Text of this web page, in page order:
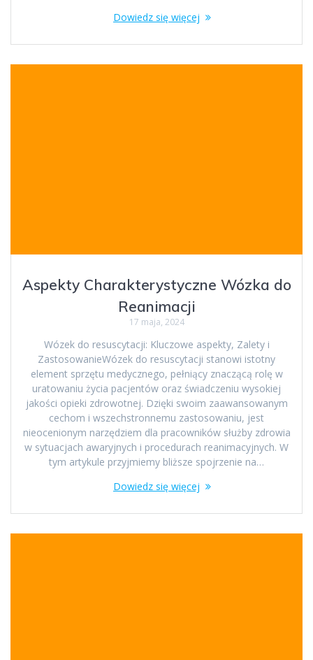
Dowiedz się więcej
Aspekty Charakterystyczne Wózka do
Reanimacji
17 maja, 2024
Wózek do resuscytacji: Kluczowe aspekty, Zalety i
ZastosowanieWózek do resuscytacji stanowi istotny
element sprzętu medycznego, pełniący znaczącą rolę w
uratowaniu życia pacjentów oraz świadczeniu wysokiej
jakości opieki zdrowotnej. Dzięki swoim zaawansowanym
cechom i wszechstronnemu zastosowaniu, jest
nieocenionym narzędziem dla pracowników służby zdrowia
w sytuacjach awaryjnych i procedurach reanimacyjnych. W
tym artykule przyjmiemy bliższe spojrzenie na…
Dowiedz się więcej